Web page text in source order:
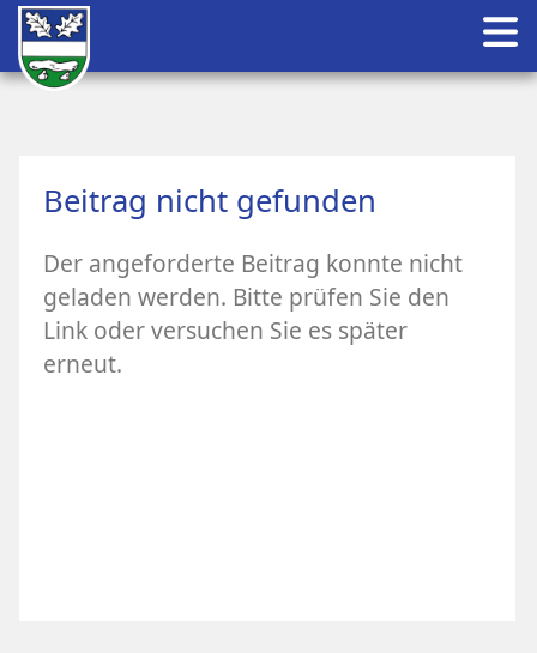
Beitrag nicht gefunden
Der angeforderte Beitrag konnte nicht
geladen werden. Bitte prüfen Sie den
Link oder versuchen Sie es später
erneut.